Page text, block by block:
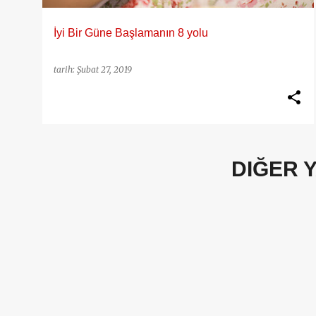
İyi Bir Güne Başlamanın 8 yolu
tarih: Şubat 27, 2019
DIĞER